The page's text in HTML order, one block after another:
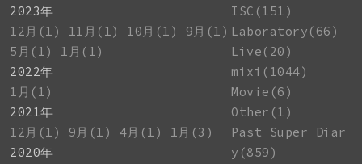
2023年
12月(1)
11月(1) 10月(1)
9月(1)
5月(1)
1月(1)
2022年
1月(1)
2021年
12月(1)
9月(1) 4月(1)
1月(3)
2020年
ISC(151)
Laboratory(66)
Live(20)
mixi(1044)
Movie(6)
Other(1)
Past Super Diar
y(859)